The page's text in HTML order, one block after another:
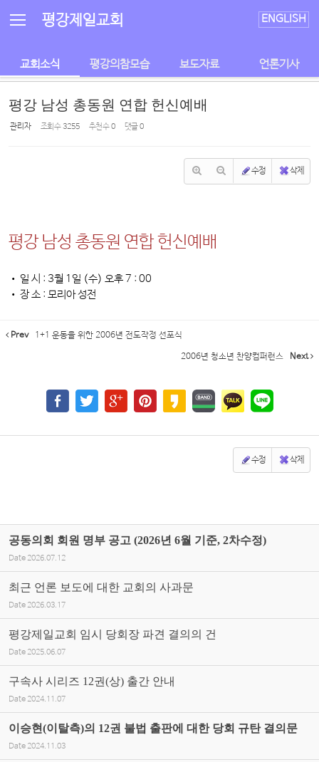
평강제일교회 ENGLISH
교회소식 평강의참모습 보도자료 언론기사
평강 남성 총동원 연합 헌신예배
관리자 조회 수3255 추천 수0 댓글0
수정 삭제
평강 남성 총동원 연합 헌신예배
• 일 시 : 3월 1일 (수) 오후 7 : 00
• 장 소 : 모리아 성전
Prev 1+1 운동을 위한 2006년 전도작정 선포식
2006년 청소년 찬양컴퍼런스 Next
수정 삭제
공동의회 회원 명부 공고 (2026년 6월 기준, 2차수정)
Date 2026.07.12
최근 언론 보도에 대한 교회의 사과문
Date 2026.03.17
평강제일교회 임시 당회장 파견 결의의 건
Date 2025.06.07
구속사 시리즈 12권(상) 출간 안내
Date 2024.11.07
이승현(이탈측)의 12권 불법 출판에 대한 당회 규탄 결의문
Date 2024.11.03